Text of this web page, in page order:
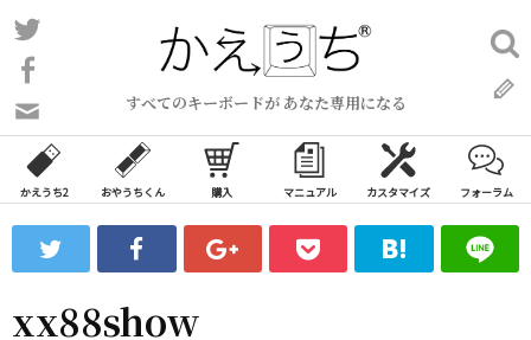
コ
ン
ン
ツ
ス
ッ
すべてのキーボードが あなた専用になる
い
合
わ
フ
ォ
ム
検
索:
かえうち2 おやうちくん 購入 マニュアル カスタマイズ フォーラム
xx88show